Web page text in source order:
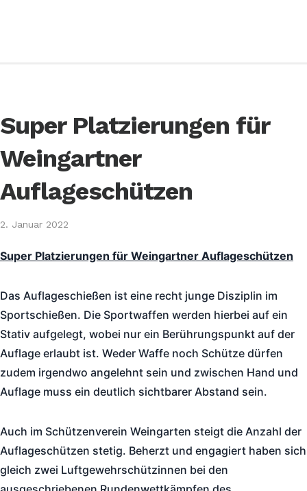
Super Platzierungen für
Weingartner
Auflageschützen
2. Januar 2022
Super Platzierungen für Weingartner Auflageschützen
Das Auflageschießen ist eine recht junge Disziplin im
Sportschießen. Die Sportwaffen werden hierbei auf ein
Stativ aufgelegt, wobei nur ein Berührungspunkt auf der
Auflage erlaubt ist. Weder Waffe noch Schütze dürfen
zudem irgendwo angelehnt sein und zwischen Hand und
Auflage muss ein deutlich sichtbarer Abstand sein.
Auch im Schützenverein Weingarten steigt die Anzahl der
Auflageschützen stetig. Beherzt und engagiert haben sich
gleich zwei Luftgewehrschützinnen bei den